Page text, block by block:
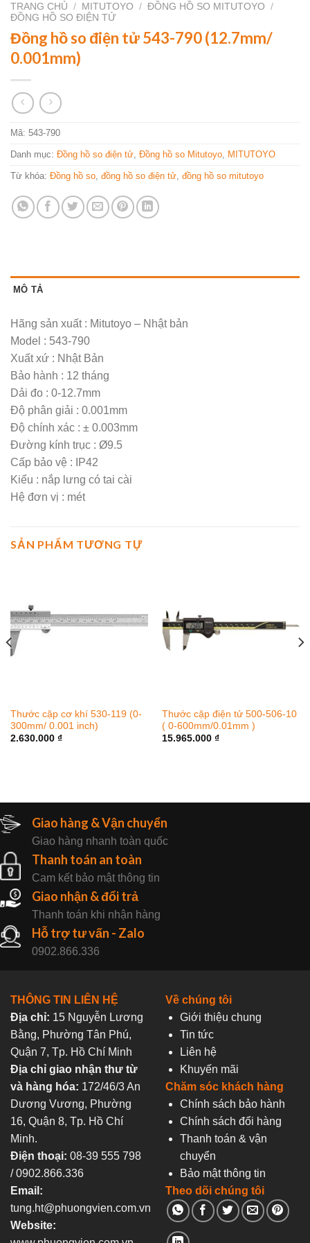
TRANG CHỦ / MITUTOYO / ĐỒNG HỒ SO MITUTOYO
/
ĐỒNG HỒ SO ĐIỆN TỬ
Đồng hồ so điện tử 543-790 (12.7mm/
0.001mm)
Mã: 543-790
Danh mục: Đồng hồ so điện tử, Đồng hồ so Mitutoyo, MITUTOYO
Từ khóa: Đồng hồ so, đồng hồ so điện tử, đồng hồ so mitutoyo
MÔ TẢ
Hãng sản xuất : Mitutoyo – Nhật bản
Model : 543-790
Xuất xứ : Nhật Bản
Bảo hành : 12 tháng
Dải đo : 0-12.7mm
Độ phân giải : 0.001mm
Độ chính xác : ± 0.003mm
Đường kính trục : Ø9.5
Cấp bảo vệ : IP42
Kiểu : nắp lưng có tai cài
Hệ đơn vị : mét
SẢN PHẨM TƯƠNG TỰ
Thước cặp cơ khí 530-119 (0-
300mm/ 0.001 inch)
2.630.000 ₫
Thước cặp điện tử 500-506-10
( 0-600mm/0.01mm )
15.965.000 ₫
Giao hàng & Vận chuyển
Giao hàng nhanh toàn quốc
Thanh toán an toàn
Cam kết bảo mật thông tin
Giao nhận & đổi trả
Thanh toán khi nhận hàng
Hỗ trợ tư vấn - Zalo
0902.866.336
THÔNG TIN LIÊN HỆ
Địa chỉ: 15 Nguyễn Lương
Bằng, Phường Tân Phú,
Quận 7, Tp. Hồ Chí Minh
Địa chỉ giao nhận thư từ
và hàng hóa: 172/46/3 An
Dương Vương, Phường
16, Quận 8, Tp. Hồ Chí
Minh.
Điện thoại: 08-39 555 798
/ 0902.866.336
Email:
tung.ht@phuongvien.com.vn
Website:
Về chúng tôi
Giới thiệu chung
Tin tức
Liên hệ
Khuyến mãi
Chăm sóc khách hàng
Chính sách bảo hành
Chính sách đổi hàng
Thanh toán & vận
chuyển
Bảo mật thông tin
Theo dõi chúng tôi